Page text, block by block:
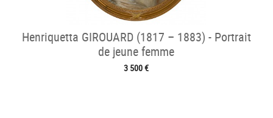
Henriquetta GIROUARD (1817 – 1883) - Portrait
de jeune femme
3 500 €